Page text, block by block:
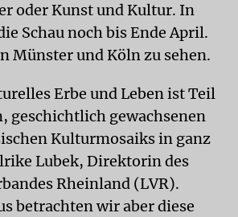
oder Kunst und Kultur. In
Schau noch bis Ende April.
Münster und Köln zu sehen.
Erbe und Leben ist Teil
geschichtlich gewachsenen
Kulturmosaiks in ganz
Lubek, Direktorin des
Rheinland (LVR).
betrachten wir aber diese